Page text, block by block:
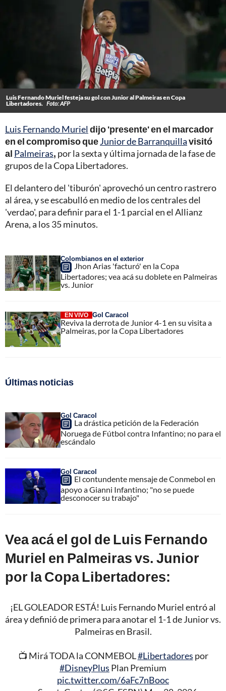
Luis Fernando Muriel festeja su gol con Junior al Palmeiras en Copa
Libertadores. Foto: AFP
Luis Fernando Murieldijo 'presente' en el marcador
en el compromiso queJunior de Barranquillavisitó
al Palmeiras, por la sexta y última jornada de la fase de
grupos de la Copa Libertadores.
El delantero del 'tiburón' aprovechó un centro rastrero
al área, y se escabulló en medio de los centrales del
'verdao', para definir para el 1-1 parcial en el Allianz
Arena, a los 35 minutos.
Colombianos en el exterior
Jhon Arias 'facturó' en la Copa
Libertadores; vea acá su doblete en Palmeiras
vs. Junior
EN VIVO Gol Caracol
Reviva la derrota de Junior 4-1 en su visita a
Palmeiras, por la Copa Libertadores
Últimas noticias
Gol Caracol
La drástica petición de la Federación
Noruega de Fútbol contra Infantino; no para el
escándalo
Gol Caracol
El contundente mensaje de Conmebol en
apoyo a Gianni Infantino; "no se puede
desconocer su trabajo"
Vea acá el gol de Luis Fernando
Muriel en Palmeiras vs. Junior
por la Copa Libertadores:
¡EL GOLEADOR ESTÁ! Luis Fernando Muriel entró al
área y definió de primera para anotar el 1-1 de Junior vs.
Palmeiras en Brasil.
📺 Mirá TODA la CONMEBOL#Libertadores por
#DisneyPlus Plan Premium
pic.twitter.com/6aFc7nBooc